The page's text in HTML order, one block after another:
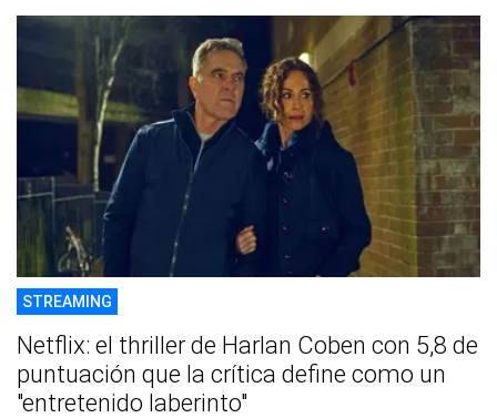
STREAMING
Netflix: el thriller de Harlan Coben con 5,8 de
puntuación que la crítica define como un
"entretenido laberinto"